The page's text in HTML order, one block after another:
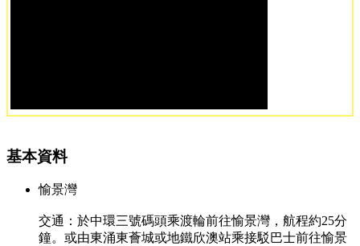
基本資料
愉景灣
交通：於中環三號碼頭乘渡輪前往愉景灣，航程約25分
鐘。或由東涌東薈城或地鐵欣澳站乘接駁巴士前往愉景